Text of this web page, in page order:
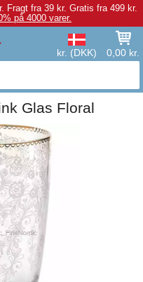
Fragt fra 39 kr. Gratis fra 499 kr.
på 4000 varer.
kr. (DKK) 0,00 kr.
Glas Floral